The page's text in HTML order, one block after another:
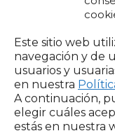
Este sitio web
navegación y de
usuarios y
en nuestra
A continuación,
elegir cuáles
estás en nuestra